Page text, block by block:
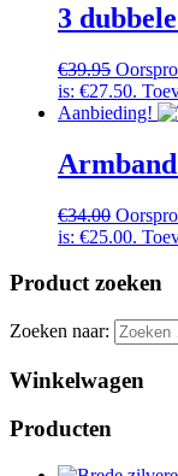
3
€39.95
is: €27.50.
Aanbieding!
€34.00
is: €25.00.
Product zoeken
Zoeken naar:
Winkelwagen
Producten